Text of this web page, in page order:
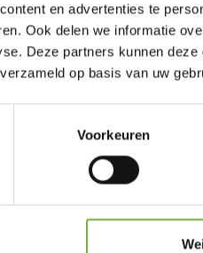
en advertenties te
Ook delen we informatie
Deze partners kunnen
op basis van uw
Voorkeuren